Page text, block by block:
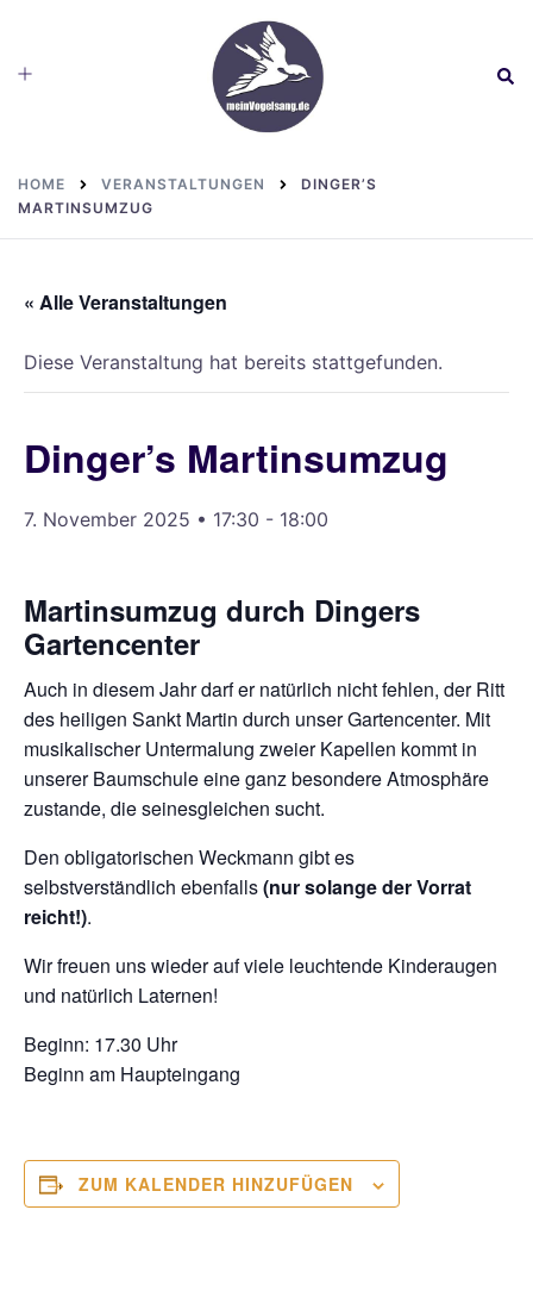
content
Toggle
HOME VERANSTALTUNGEN
DINGER’S
MARTINSUMZUG
« Alle Veranstaltungen
Diese Veranstaltung hat bereits stattgefunden.
Dinger’s Martinsumzug
7. November 2025 • 17:30 - 18:00
Martinsumzug durch Dingers
Gartencenter
Auch in diesem Jahr darf er natürlich nicht fehlen, der Ritt
des heiligen Sankt Martin durch unser Gartencenter. Mit
musikalischer Untermalung zweier Kapellen kommt in
unserer Baumschule eine ganz besondere Atmosphäre
zustande, die seinesgleichen sucht.
Den obligatorischen Weckmann gibt es
selbstverständlich ebenfalls(nur solange der Vorrat
reicht!).
Wir freuen uns wieder auf viele leuchtende Kinderaugen
und natürlich Laternen!
Beginn: 17.30 Uhr
Beginn am Haupteingang
ZUM KALENDER HINZUFÜGEN